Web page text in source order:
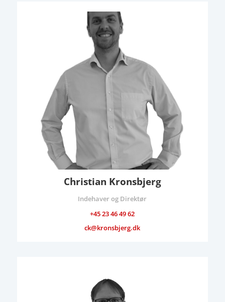
Christian Kronsbjerg
Indehaver og Direktør
+45 23 46 49 62
ck@kronsbjerg.dk